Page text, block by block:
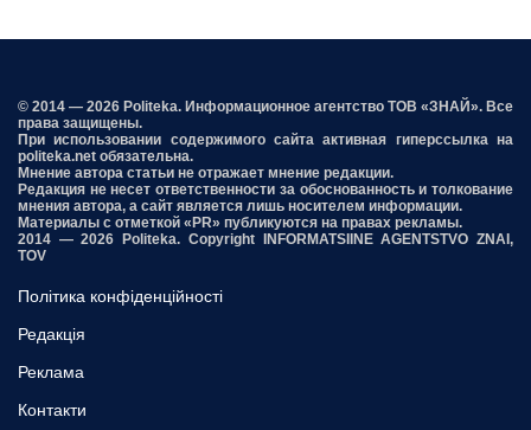
© 2014 — 2026 Politeka. Информационное агентство ТОВ «ЗНАЙ». Все
права защищены.
При использовании содержимого сайта активная гиперссылка на
politeka.net обязательна.
Мнение автора статьи не отражает мнение редакции.
Редакция не несет ответственности за обоснованность и толкование
мнения автора, а сайт является лишь носителем информации.
Материалы с отметкой «PR» публикуются на правах рекламы.
2014 — 2026 Politeka. Copyright INFORMATSIINE AGENTSTVO ZNAI,
TOV
Політика конфіденційності
Редакція
Реклама
Контакти